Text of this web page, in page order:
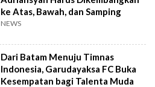
ke Atas, Bawah, dan Samping
NEWS
Dari Batam Menuju Timnas
Indonesia, Garudayaksa FC Buka
Kesempatan bagi Talenta Muda